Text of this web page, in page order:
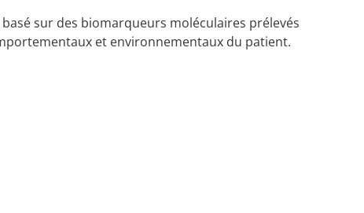
sur des biomarqueurs moléculaires prélevés
et environnementaux du patient.